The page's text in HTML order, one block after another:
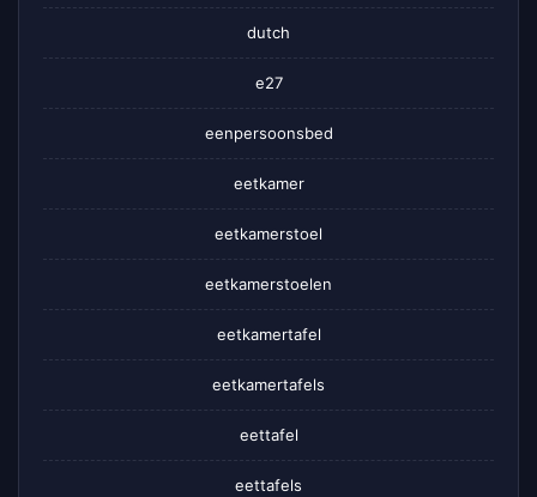
dutch
e27
eenpersoonsbed
eetkamer
eetkamerstoel
eetkamerstoelen
eetkamertafel
eetkamertafels
eettafel
eettafels